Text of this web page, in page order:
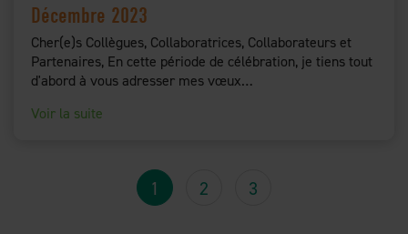
Décembre 2023
Cher(e)s Collègues, Collaboratrices, Collaborateurs et
Partenaires, En cette période de célébration, je tiens tout
d'abord à vous adresser mes vœux…
Voir la suite
Page
1 Page
2 Page
3